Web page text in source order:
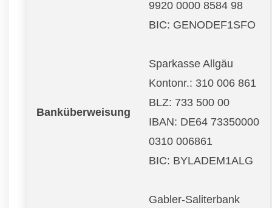
Banküberweisung
9920 0000 8584 98
BIC: GENODEF1SFO
Sparkasse Allgäu
Kontonr.: 310 006 861
BLZ: 733 500 00
IBAN: DE64 73350000
0310 006861
BIC: BYLADEM1ALG
Gabler-Saliterbank